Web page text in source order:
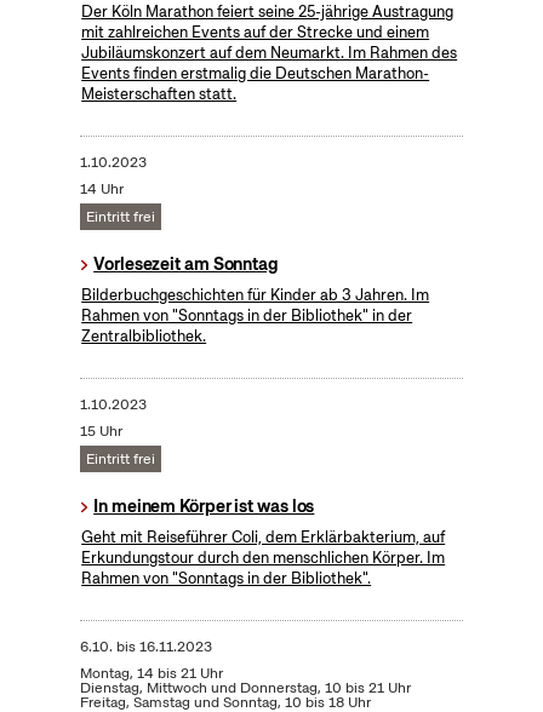
Der Köln Marathon feiert seine 25-jährige Austragung
mit zahlreichen Events auf der Strecke und einem
Jubiläumskonzert auf dem Neumarkt. Im Rahmen des
Events finden erstmalig die Deutschen Marathon-
Meisterschaften statt.
1.10.2023
14 Uhr
Eintritt frei
Vorlesezeit am Sonntag
Bilderbuchgeschichten für Kinder ab 3 Jahren. Im
Rahmen von "Sonntags in der Bibliothek" in der
Zentralbibliothek.
1.10.2023
15 Uhr
Eintritt frei
In meinem Körper ist was los
Geht mit Reiseführer Coli, dem Erklärbakterium, auf
Erkundungstour durch den menschlichen Körper. Im
Rahmen von "Sonntags in der Bibliothek".
6.10. bis16.11.2023
Montag, 14 bis 21 Uhr
Dienstag, Mittwoch und Donnerstag, 10 bis 21 Uhr
Freitag, Samstag und Sonntag, 10 bis 18 Uhr